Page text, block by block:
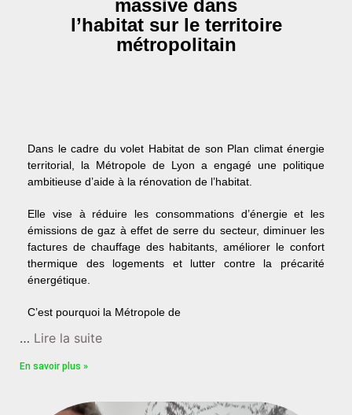
massive dans
l’habitat sur le territoire
métropolitain
Dans le cadre du volet Habitat de son Plan climat énergie
territorial, la Métropole de Lyon a engagé une politique
ambitieuse d’aide à la rénovation de l’habitat.
Elle vise à réduire les consommations d’énergie et les
émissions de gaz à effet de serre du secteur, diminuer les
factures de chauffage des habitants, améliorer le confort
thermique des logements et lutter contre la précarité
énergétique.
C’est pourquoi la Métropole de
… Lire la suite
En savoir plus »